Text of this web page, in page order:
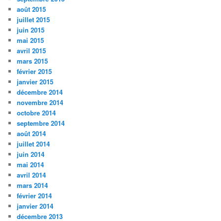
août 2015
juillet 2015
juin 2015
mai 2015
avril 2015
mars 2015
février 2015
janvier 2015
décembre 2014
novembre 2014
octobre 2014
septembre 2014
août 2014
juillet 2014
juin 2014
mai 2014
avril 2014
mars 2014
février 2014
janvier 2014
décembre 2013